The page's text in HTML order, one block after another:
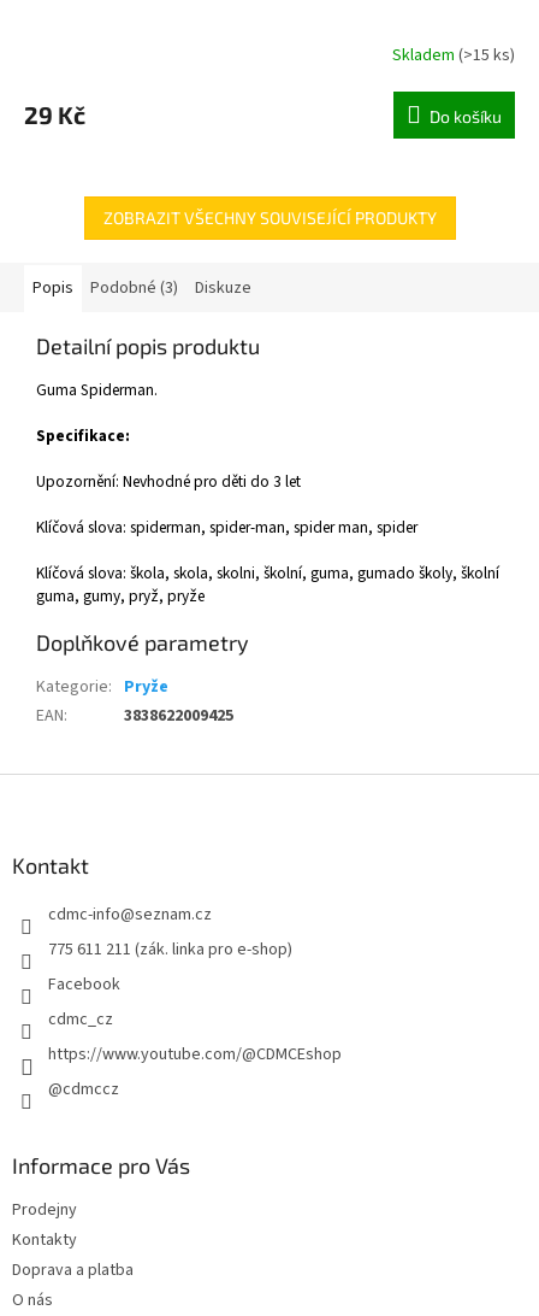
Skladem (>15 ks)
29 Kč Do košíku
ZOBRAZIT VŠECHNY SOUVISEJÍCÍ PRODUKTY
Popis Podobné (3) Diskuze
Detailní popis produktu
Guma Spiderman.
Specifikace:
Upozornění: Nevhodné pro děti do 3 let
Klíčová slova: spiderman, spider-man, spider man, spider
Klíčová slova: škola, skola, skolni, školní, guma, gumado školy, školní
guma, gumy, pryž, pryže
Doplňkové parametry
Kategorie: Pryže
EAN: 3838622009425
Kontakt
cdmc-info@seznam.cz
775 611 211 (zák. linka pro e-shop)
Facebook
cdmc_cz
https://www.youtube.com/@CDMCEshop
@cdmccz
Informace pro Vás
Prodejny
Kontakty
Doprava a platba
O nás